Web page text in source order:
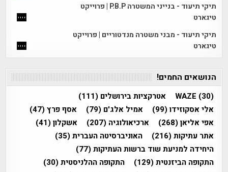
תיקי תיעוד - בנייני המשטרה P.B.P | פרוייקט
טיגארט
תיקי תיעוד - מבני משטרה מנדטוריים | פרוייקט
טיגארט
הנושאים החמים!
WAZE (30) אטרקציות בירושלים (111)
אלי אסקוזידו(99) אמיל אלג'ם (79) אסף פרץ(47)
אפי אליאן(268) ארכיאולוגיה (207) אשקלון(41)
אתר עתיקות(216) האוניברסיטה העברית(35)
היחידה למניעת שוד ברשות העתיקות(77)
התקופה הביזנטית(129) התקופה ההלניסטית(30)